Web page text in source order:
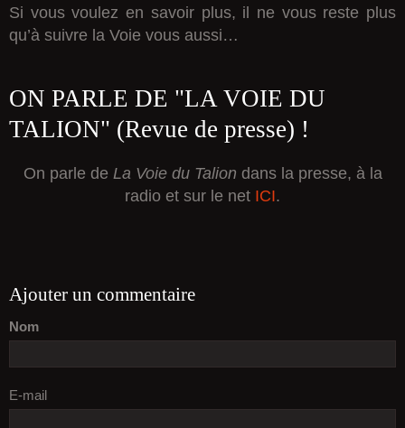
Si vous voulez en savoir plus, il ne vous reste plus
qu’à suivre la Voie vous aussi…
ON PARLE DE "LA VOIE DU
TALION" (Revue de presse) !
On parle de La Voie du Talion dans la presse, à la
radio et sur le net ICI.
Ajouter un commentaire
Nom
E-mail